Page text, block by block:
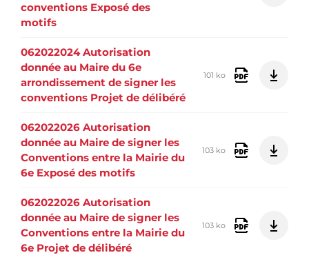
conventions Exposé des
motifs
062022024 Autorisation
donnée au Maire du 6e
arrondissement de signer les
conventions Projet de délibéré
101 ko
062022026 Autorisation
donnée au Maire de signer les
Conventions entre la Mairie du
6e Exposé des motifs
103 ko
062022026 Autorisation
donnée au Maire de signer les
Conventions entre la Mairie du
6e Projet de délibéré
103 ko